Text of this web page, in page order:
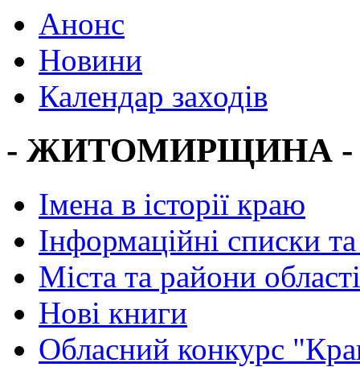
Анонс
Новини
Календар заходів
- ЖИТОМИРЩИНА -
Імена в історії краю
Інформаційні списки
Міста та райони області
Нові книги
Обласний конкурс